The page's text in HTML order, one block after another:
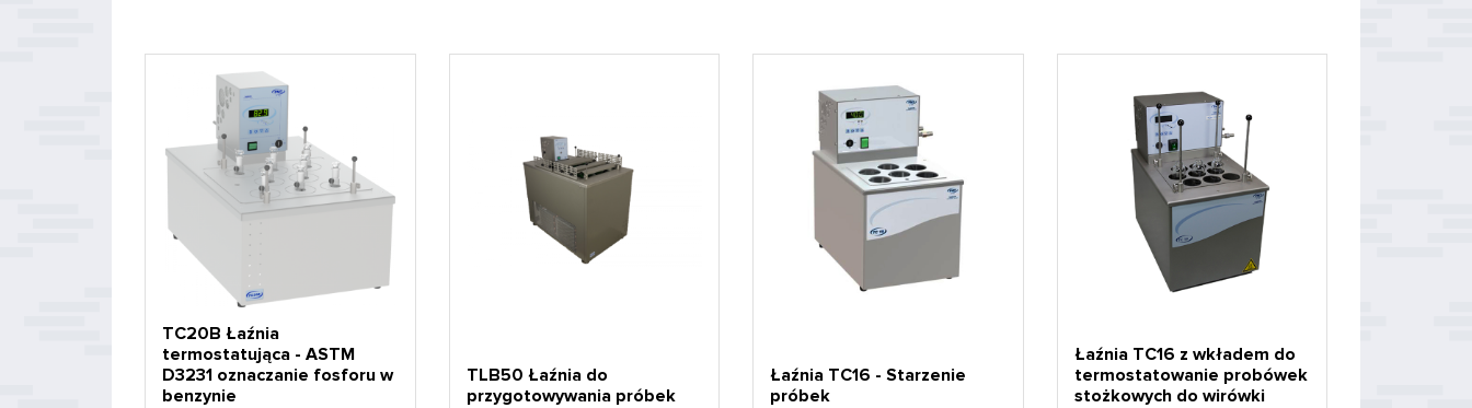
TC20B Łaźnia
termostatująca - ASTM
D3231 oznaczanie fosforu w
benzynie
TLB50 Łaźnia do
przygotowywania próbek
Łaźnia TC16 - Starzenie
próbek
Łaźnia TC16 z wkładem do
termostatowanie probówek
stożkowych do wirówki